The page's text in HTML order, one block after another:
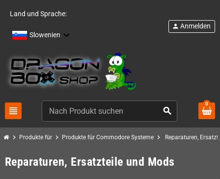
Land und Sprache:
Slowenien
view_headline search
person Anmelden
0
chevron_right Produkte für chevron_right Produkte für Commodore Systeme chevron_right Reparaturen,
Reparaturen, Ersatzteile und Mods